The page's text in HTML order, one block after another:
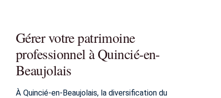
Gérer votre patrimoine
professionnel à Quincié-en-
Beaujolais
À Quincié-en-Beaujolais, la diversification du